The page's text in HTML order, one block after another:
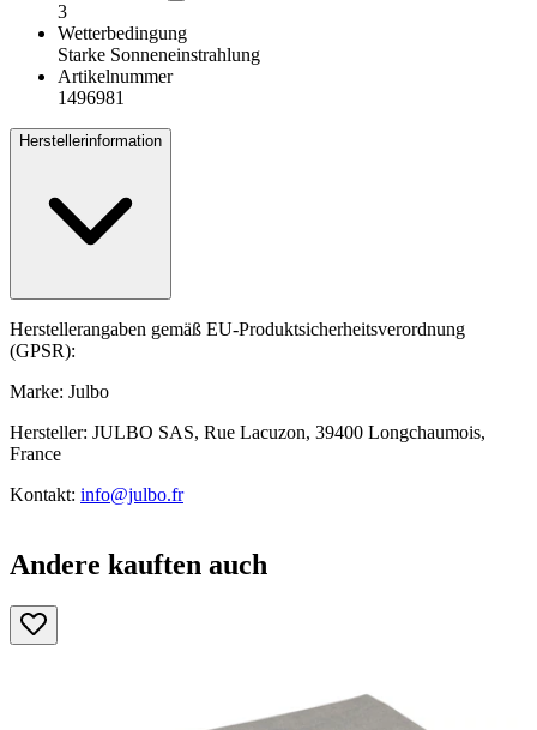
3
Wetterbedingung
Starke Sonneneinstrahlung
Artikelnummer
1496981
Herstellerinformation
Herstellerangaben gemäß EU-Produktsicherheitsverordnung
(GPSR):
Marke: Julbo
Hersteller: JULBO SAS, Rue Lacuzon, 39400 Longchaumois,
France
Kontakt: info@julbo.fr
Andere kauften auch